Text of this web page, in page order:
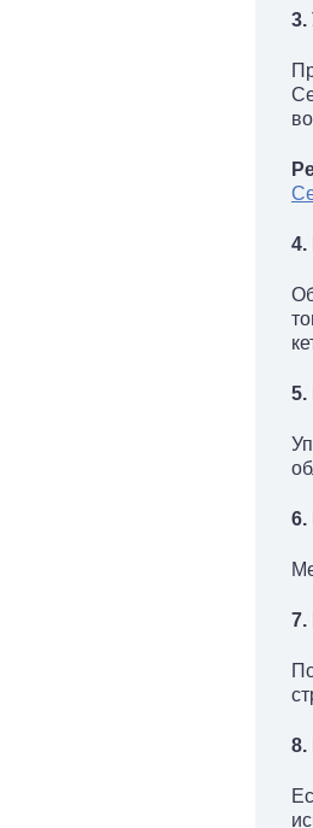
3.
4.
5.
6.
7.
8.